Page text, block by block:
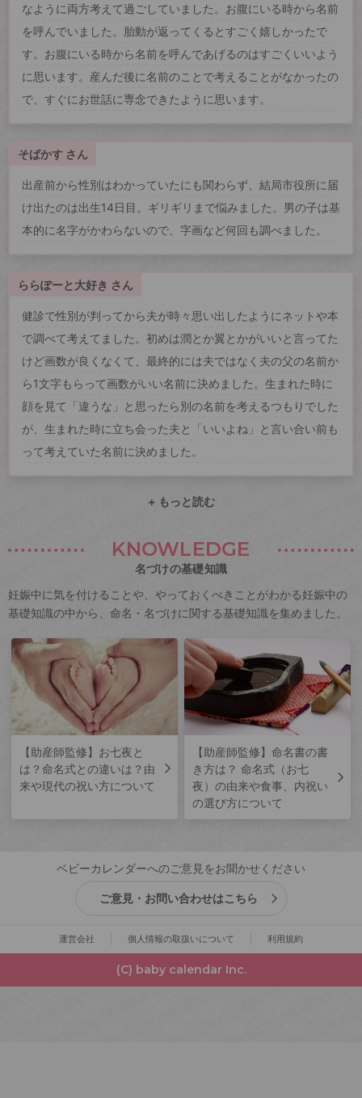
なように両方考えて過ごしていました。お腹にいる時から名前
を呼んでいました。胎動が返ってくるとすごく嬉しかったで
す。お腹にいる時から名前を呼んであげるのはすごくいいよう
に思います。産んだ後に名前のことで考えることがなかったの
で、すぐにお世話に専念できたように思います。
そばかす さん
出産前から性別はわかっていたにも関わらず、結局市役所に届
け出たのは出生14日目。ギリギリまで悩みました。男の子は基
本的に名字がかわらないので、字画など何回も調べました。
ららぽーと大好き さん
健診で性別が判ってから夫が時々思い出したようにネットや本
で調べて考えてました。初めは潤とか翼とかがいいと言ってた
けど画数が良くなくて、最終的には夫ではなく夫の父の名前か
ら1文字もらって画数がいい名前に決めました。生まれた時に
顔を見て「違うな」と思ったら別の名前を考えるつもりでした
が、生まれた時に立ち会った夫と「いいよね」と言い合い前も
って考えていた名前に決めました。
+ もっと読む
KNOWLEDGE
名づけの基礎知識
妊娠中に気を付けることや、やっておくべきことがわかる妊娠中の
基礎知識の中から、命名・名づけに関する基礎知識を集めました。
【助産師監修】お七夜と
は？命名式との違いは？由
来や現代の祝い方について
【助産師監修】命名書の書
き方は？ 命名式（お七
夜）の由来や食事、内祝い
の選び方について
ベビーカレンダーへのご意見をお聞かせください
ご意見・お問い合わせはこちら
運営会社 個人情報の取扱いについて 利用規約
(C) baby calendar Inc.